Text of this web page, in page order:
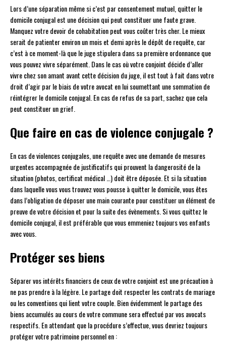
Lors d’une séparation même si c’est par consentement mutuel, quitter le
domicile conjugal est une décision qui peut constituer une faute grave.
Manquez votre devoir de cohabitation peut vous coûter très cher. Le mieux
serait de patienter environ un mois et demi après le dépôt de requête, car
c’est à ce moment-là que le juge stipulera dans sa première ordonnance que
vous pouvez vivre séparément. Dans le cas où votre conjoint décide d’aller
vivre chez son amant avant cette décision du juge, il est tout à fait dans votre
droit d’agir par le biais de votre avocat en lui soumettant une sommation de
réintégrer le domicile conjugal. En cas de refus de sa part, sachez que cela
peut constituer un grief.
Que faire en cas de violence conjugale ?
En cas de violences conjugales, une requête avec une demande de mesures
urgentes accompagnée de justificatifs qui prouvent la dangerosité de la
situation (photos, certificat médical …) doit être déposée. Et si la situation
dans laquelle vous vous trouvez vous pousse à quitter le domicile, vous êtes
dans l’obligation de déposer une main courante pour constituer un élément de
preuve de votre décision et pour la suite des évènements. Si vous quittez le
domicile conjugal, il est préférable que vous emmeniez toujours vos enfants
avec vous.
Protéger ses biens
Séparer vos intérêts financiers de ceux de votre conjoint est une précaution à
ne pas prendre à la légère. Le partage doit respecter les contrats de mariage
ou les conventions qui lient votre couple. Bien évidemment le partage des
biens accumulés au cours de votre commune sera effectué par vos avocats
respectifs. En attendant que la procédure s’effectue, vous devriez toujours
protéger votre patrimoine personnel en :